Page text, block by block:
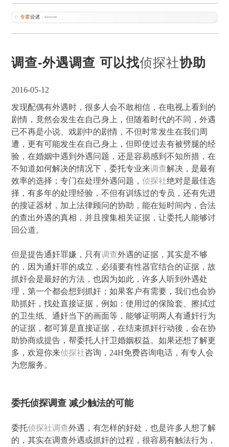
调查-外遇调查 可以找侦探社协助
2016-05-12
发现配偶有外遇时，很多人会不敢相信，在电视上看到的
剧情，竟然会发生在自己身上，但随着时代的不同，外遇
已不再是小说、戏剧中的剧情，不但时常发生在我们周
遭，更有可能发生在自己身上，但即使过去有被劈腿的经
验，在婚姻中遇到外遇问题，还是容易感到不知所措，在
不知道如何解决的情况下，委托专业来调查解决，是最有
效率的选择；专门在处理外遇问题，侦探社绝对是最佳选
择，有多年的处理经验，不但有训练过的专员，还有先进
的搜证器材，加上法律顾问的协助，能在短时间内，合法
的查出外遇的真相，并且搜集相关证据，让委托人能够讨
回公道。
但是提告通奸罪嫌，只有调查外遇的证据，其实是不够
的，因为通奸罪的成立，必须要有性器官结合的证据，故
抓奸会是最好的方法，也因为如此，许多人听到外遇处
理，第一个都会想到抓奸；如果客户有需要，我们也会协
助抓奸，找处直接证据，例如：使用过的保险套、擦拭过
的卫生纸、通奸当下的画面等，能够证明两人有通奸行为
的证据，都可算是直接证据，在结束抓奸行动後，会在协
助协商或提告，帮委托人扞卫婚姻权益。如果还想了解更
多，欢迎你来侦探社咨询，24H免费咨询电话，有专人会
为您服务。
委托侦探调查 减少触法的可能
委托侦探社调查外遇，有怎样的好处，也是许多人想了解
的，其实在调查外遇或抓奸的过程，很容易有触法行为，